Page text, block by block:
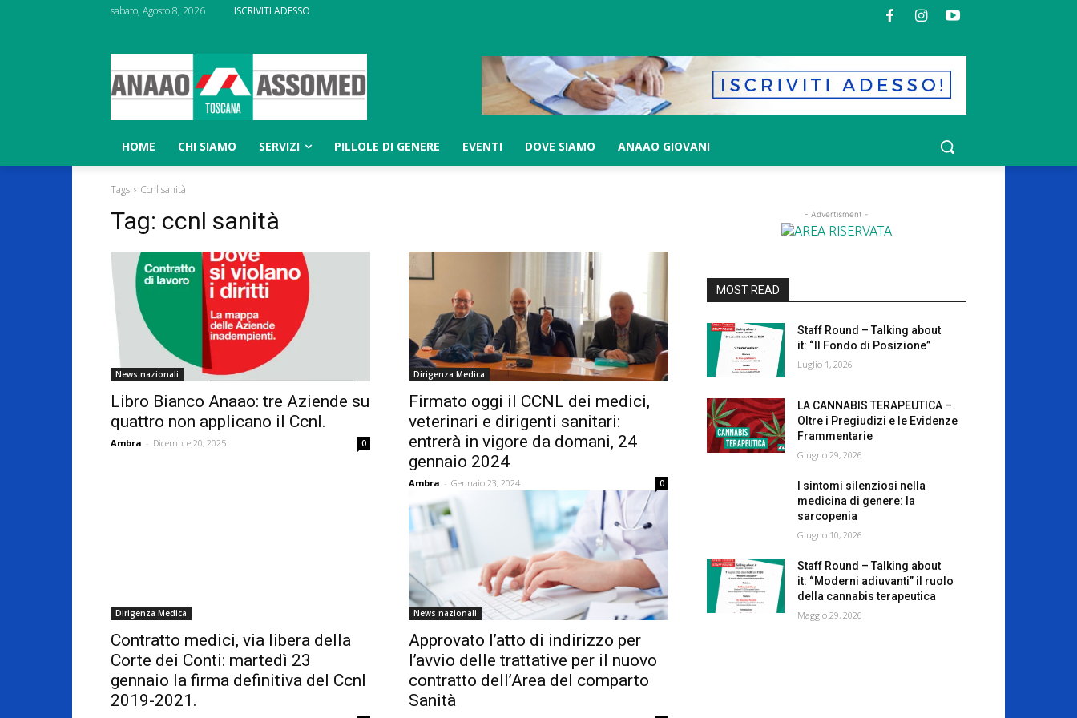
sabato, Agosto 8, 2026 ISCRIVITI ADESSO
HOME CHI SIAMO SERVIZI PILLOLE DI GENERE EVENTI DOVE SIAMO ANAAO GIOVANI
Tags Ccnl sanità
Tag: ccnl sanità
News nazionali
Libro Bianco Anaao: tre Aziende su
quattro non applicano il Ccnl.
Ambra - Dicembre 20, 2025 0
Dirigenza Medica
Firmato oggi il CCNL dei medici,
veterinari e dirigenti sanitari:
entrerà in vigore da domani, 24
gennaio 2024
Ambra - Gennaio 23, 2024 0
Dirigenza Medica
Contratto medici, via libera della
Corte dei Conti: martedì 23
gennaio la firma definitiva del Ccnl
2019-2021.
News nazionali
Approvato l’atto di indirizzo per
l’avvio delle trattative per il nuovo
contratto dell’Area del comparto
Sanità
- Advertisment -
MOST READ
Staff Round – Talking about
it: “Il Fondo di Posizione”
Luglio 1, 2026
LA CANNABIS TERAPEUTICA –
Oltre i Pregiudizi e le Evidenze
Frammentarie
Giugno 29, 2026
I sintomi silenziosi nella
medicina di genere: la
sarcopenia
Giugno 10, 2026
Staff Round – Talking about
it: “Moderni adiuvanti” il ruolo
della cannabis terapeutica
Maggio 29, 2026